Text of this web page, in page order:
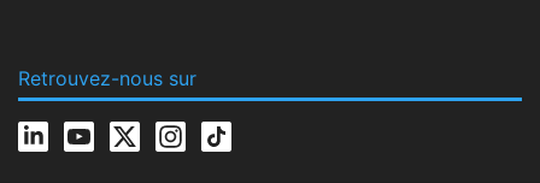
Retrouvez-nous sur